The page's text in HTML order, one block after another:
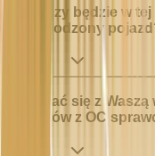
będzie w
uszkodzony
się z Waszą
z OC